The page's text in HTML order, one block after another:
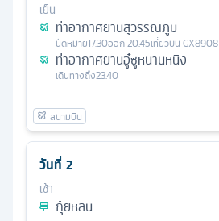
เย็น
ท่าอากาศยานสุวรรณภูมิ
นัดหมาย17.30ออก20.45เที่ยวบิน GX8908
ท่าอากาศยานอู๋ซูหนานหนิง
เดินทางถึง23.40
วันที่ 2
เช้า
กุ้ยหลิน